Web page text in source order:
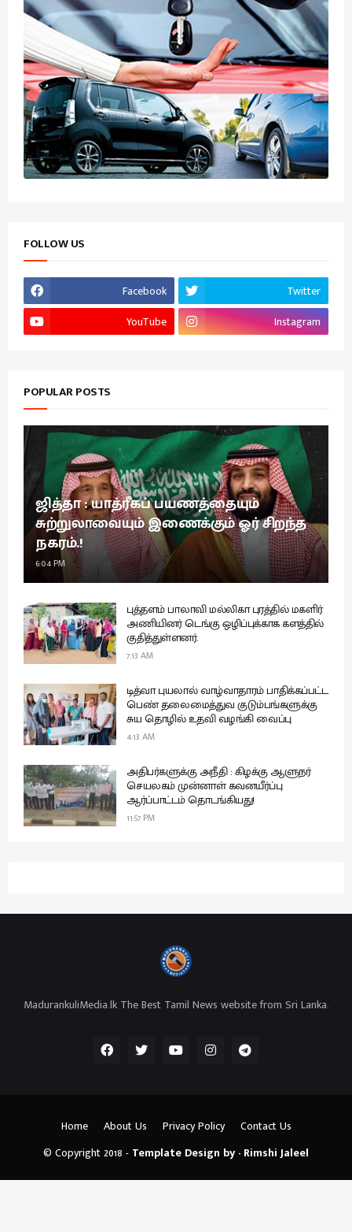
FOLLOW US
Facebook
Twitter
YouTube
Instagram
POPULAR POSTS
ஜித்தா : யாத்ரீகப் பயணத்தையும்
சுற்றுலாவையும் இணைக்கும் ஓர் சிறந்த
நகரம்.!
6:04 PM
புத்தளம் பாலாவி மல்லிகா புரத்தில் மகளிர்
அணியினர் டெங்கு ஒழிப்புக்காக களத்தில்
குதித்துள்ளனர்.
7:13 AM
டித்வா புயலால் வாழ்வாதாரம் பாதிக்கப்பட்ட
பெண் தலைமைத்துவ குடும்பங்களுக்கு
சுய தொழில் உதவி வழங்கி வைப்பு
4:13 AM
அதிபர்களுக்கு அநீதி : கிழக்கு ஆளுநர்
செயலகம் முன்னாள் கவனயீர்ப்பு
ஆர்ப்பாட்டம் தொடங்கியது!
11:57 PM
MadurankuliMedia.lk The Best Tamil News website from Sri Lanka.
© Copyright 2018 - Template Design by - Rimshi Jaleel
Home About Us Privacy Policy Contact Us